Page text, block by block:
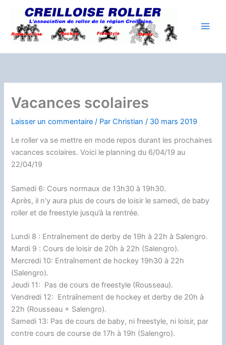
contenu
Vacances scolaires
Laisser un commentaire / ParChristian/ 30 mars 2019
Le roller va se mettre en mode repos durant les prochaines
vacances scolaires. Voici le planning du 6/04/19 au
22/04/19
Samedi 6: Cours normaux de 13h30 à 19h30.
Après, il n’y aura plus de cours de loisir le samedi, de baby
roller et de freestyle jusqu’à la rentrée.
Lundi 8 : Entraînement de derby de 19h à 22h à Salengro.
Mardi 9 : Cours de loisir de 20h à 22h (Salengro).
Mercredi 10: Entraînement de hockey 19h30 à 22h
(Salengro).
Jeudi 11: Pas de cours de freestyle (Rousseau).
Vendredi 12: Entraînement de hockey et derby de 20h à
22h (Rousseau + Salengro).
Samedi 13: Pas de cours de baby, ni freestyle, ni loisir, par
contre cours de course de 17h à 19h (Salengro).